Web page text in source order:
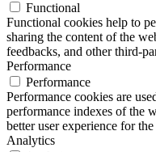
Functional
Functional cookies help to
sharing the content of the
feedbacks, and other third-
Performance
Performance
Performance cookies are
performance indexes of the
better user experience for
Analytics